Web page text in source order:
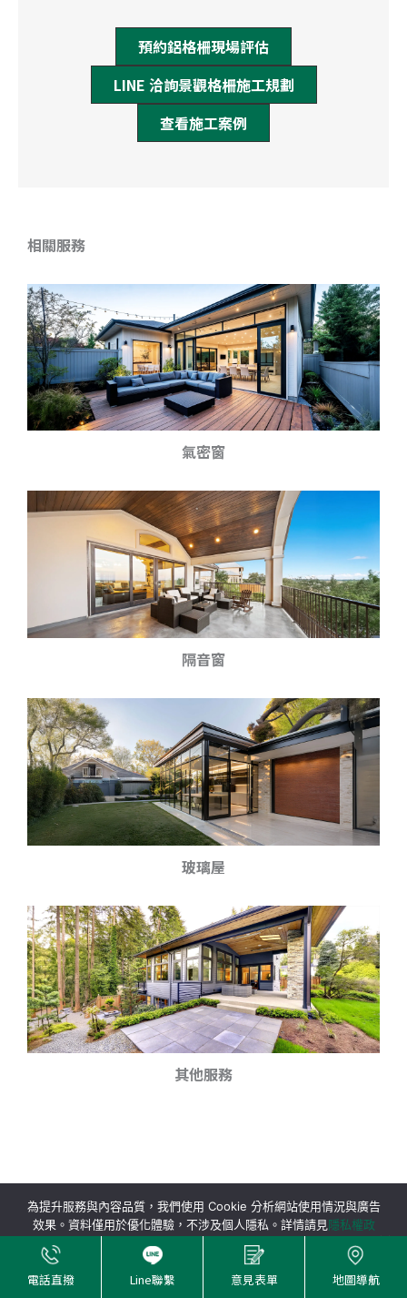
電話直撥 Line聯繫 意見表單 地圖導航
預約鋁格柵現場評估
LINE 洽詢景觀格柵施工規劃
查看施工案例
相關服務
氣密窗
隔音窗
玻璃屋
其他服務
地址：新北市中和區秀朗路三段163號
為提升服務與內容品質，我們使用 Cookie 分析網站使用情況與廣告
效果。資料僅用於優化體驗，不涉及個人隱私。詳情請見隱私權政